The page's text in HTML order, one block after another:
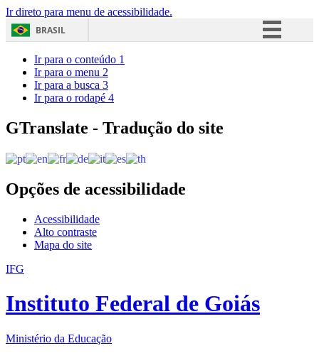
Ir direto para menu de acessibilidade.
BRASIL
Acesso à informação
Ir para o conteúdo 1
Ir para o menu 2
Ir para a busca 3
Ir para o rodapé 4
GTranslate - Tradução do site
Opções de acessibilidade
Acessibilidade
Alto contraste
Mapa do site
IFG
Instituto Federal de Goiás
Ministério da Educação